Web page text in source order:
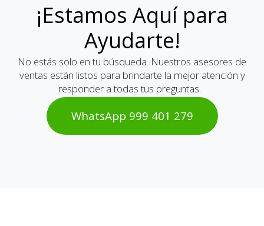
¡Estamos Aquí para
Ayudarte!
No estás solo en tu búsqueda. Nuestros asesores de
ventas están listos para brindarte la mejor atención y
responder a todas tus preguntas.
WhatsAp​​​​p 999 401 2​​79